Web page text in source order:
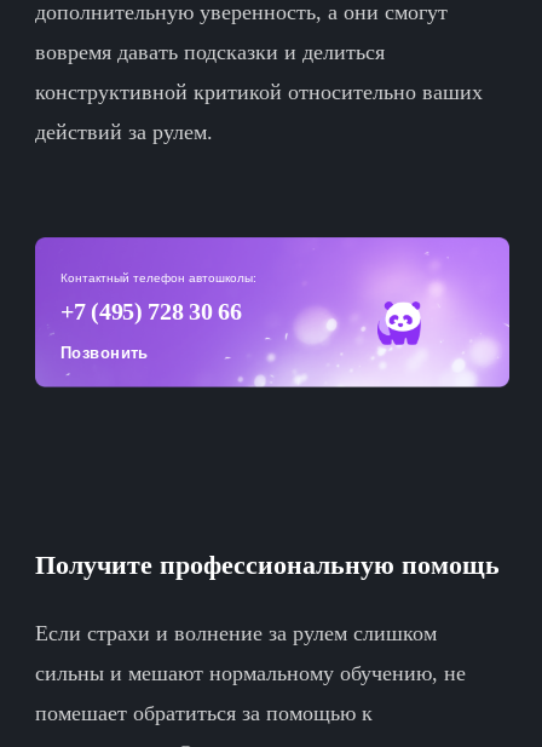
дополнительную уверенность, а они смогут
вовремя давать подсказки и делиться
конструктивной критикой относительно ваших
действий за рулем.
Контактный телефон автошколы:
+7 (495) 728 30 66
Позвонить
Получите профессиональную помощь
Если страхи и волнение за рулем слишком
сильны и мешают нормальному обучению, не
помешает обратиться за помощью к